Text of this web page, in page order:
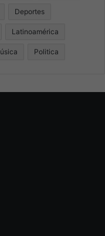
Deportes
Latinoamérica
Politica